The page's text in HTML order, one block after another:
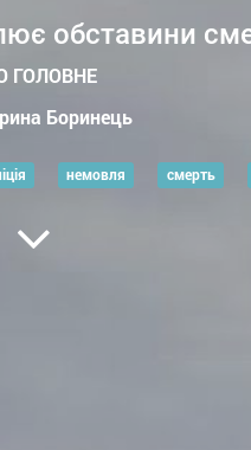
обставини
ГОЛОВНЕ
Боринець
немовля смерть